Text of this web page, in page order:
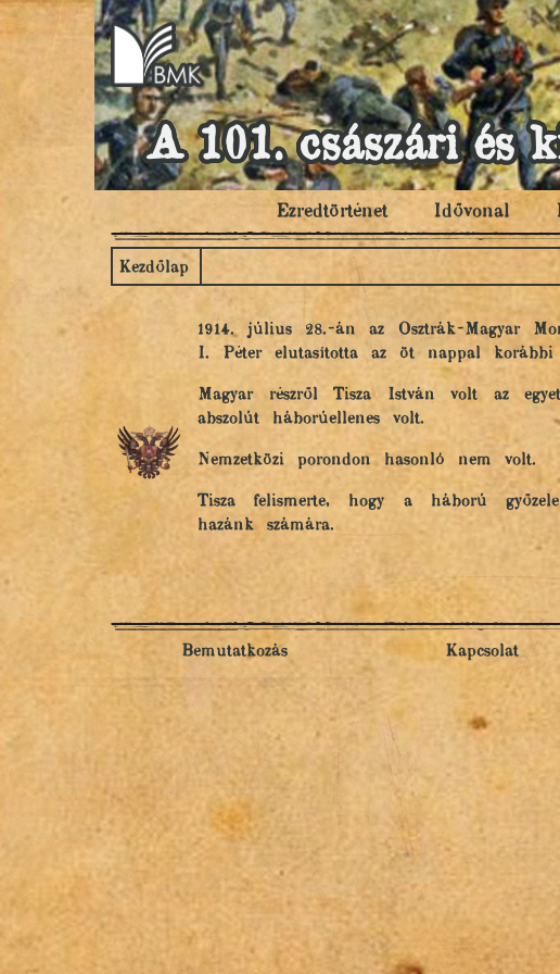
A 101. császári és
Ezredtörténet Idővonal
Kezdőlap
1914. július 28.-án az Osztrák-Magyar
I. Péter elutasította az öt nappal korábbi
Magyar részről Tisza István volt az
abszolút háborúellenes volt.
Nemzetközi porondon hasonló nem volt.
Tisza felismerte, hogy a háború
hazánk számára.
Bemutatkozás Kapcsolat